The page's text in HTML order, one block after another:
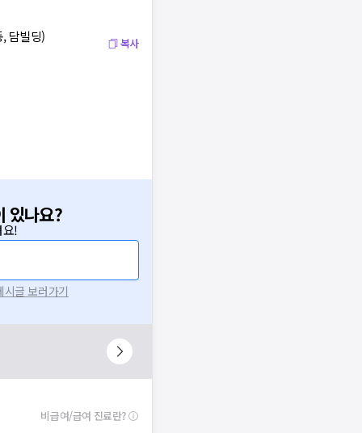
담빌딩) 복사
있나요?
요!
글 보러가기
비급여/급여 진료란?